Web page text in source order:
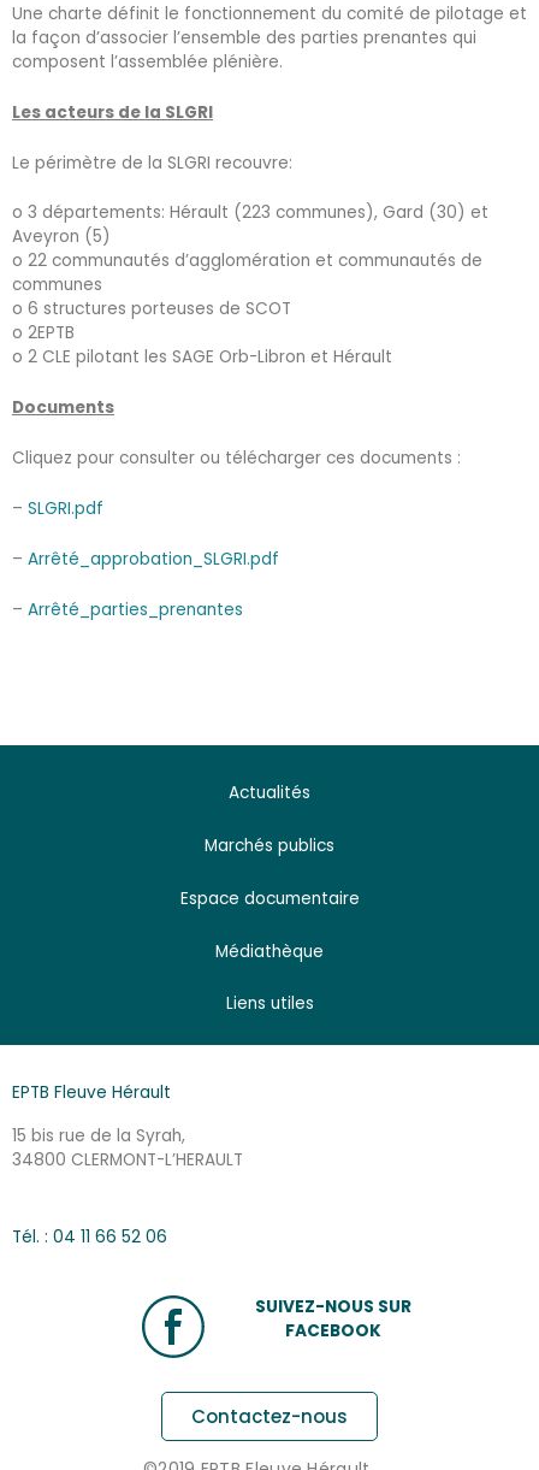
Une charte définit le fonctionnement du comité de pilotage et
la façon d’associer l’ensemble des parties prenantes qui
composent l’assemblée plénière.
Les acteurs de la SLGRI
Le périmètre de la SLGRI recouvre:
o 3 départements: Hérault (223 communes), Gard (30) et
Aveyron (5)
o 22 communautés d’agglomération et communautés de
communes
o 6 structures porteuses de SCOT
o 2EPTB
o 2 CLE pilotant les SAGE Orb-Libron et Hérault
Documents
Cliquez pour consulter ou télécharger ces documents :
– SLGRI.pdf
– Arrêté_approbation_SLGRI.pdf
– Arrêté_parties_prenantes
Actualités
Marchés publics
Espace documentaire
Médiathèque
Liens utiles
EPTB Fleuve Hérault
15 bis rue de la Syrah,
34800 CLERMONT-L’HERAULT
Tél. : 04 11 66 52 06
SUIVEZ-NOUS SUR
FACEBOOK
Contactez-nous